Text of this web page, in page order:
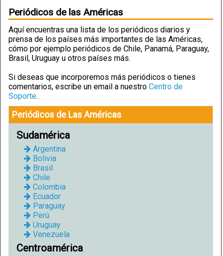
Periódicos de las Américas
Aquí encuentras una lista de los periódicos diarios y
prensa de los países más importantes de las Américas,
cómo por ejemplo periódicos de Chile, Panamá, Paraguay,
Brasil, Uruguay u otros países más.
Si deseas que incorporemos más periódicos o tienes
comentarios, escribe un email a nuestro Centro de
Soporte.
Periódicos de Las Américas
Sudamérica
Argentina
Bolivia
Brasil
Chile
Colombia
Ecuador
Paraguay
Perú
Uruguay
Venezuela
Centroamérica